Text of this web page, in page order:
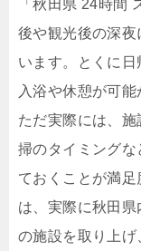
「秋田県 24時間
後や観光後の深夜
います。とくに
入浴や休憩が可能
ただ実際には、
掃のタイミングな
ておくことが満
は、実際に秋田
の施設を取り上げ